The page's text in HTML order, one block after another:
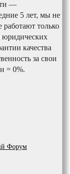
—
5 лет, мы не
только
качества
за свои
= 0%.
Форум